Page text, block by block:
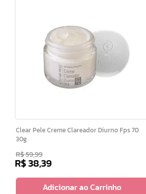
Clear Pele Creme Clareador Diurno Fps 70
30g
R$59,99
R$38,39
Adicionar ao Carrinho